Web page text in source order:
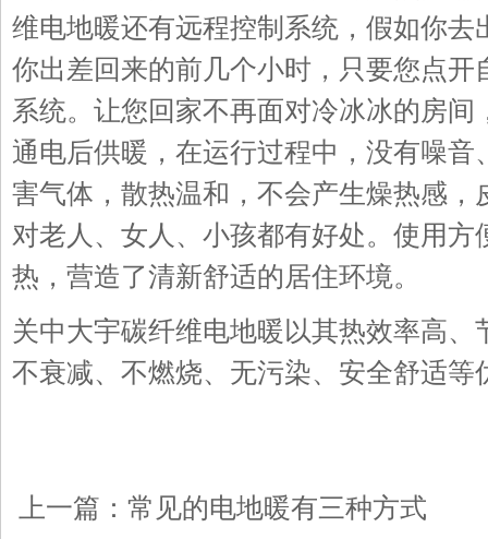
维电地暖还有远程控制系统，假如你
你出差回来的前几个小时，只要您点
系统。让您回家不再面对冷冰冰的房
通电后供暖，在运行过程中，没有噪
害气体，散热温和，不会产生燥热感
对老人、女人、小孩都有好处。使用
热，营造了清新舒适的居住环境。
关中大宇碳纤维电地暖以其热效率高
不衰减、不燃烧、无污染、安全舒适
上一篇： 常见的电地暖有三种方式